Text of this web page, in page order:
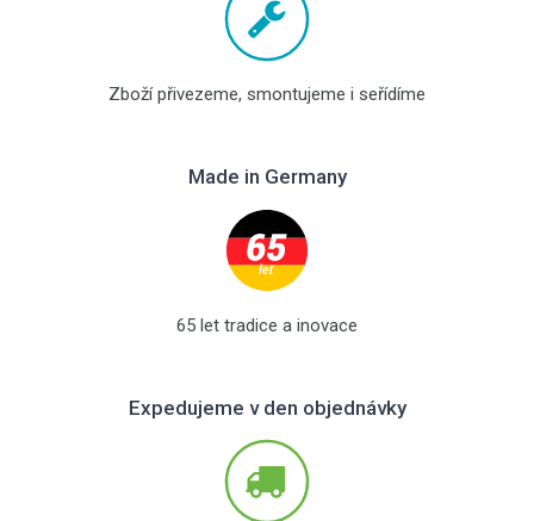
Zboží přivezeme, smontujeme i seřídíme
Made in Germany
65 let tradice a inovace
Expedujeme v den objednávky